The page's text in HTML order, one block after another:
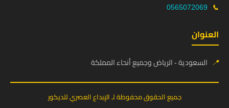
📞
0565072069
العنوان
📍 السعودية - الرياض وجميع أنحاء المملكة
جميع الحقوق محفوظة لـ الإبداع العصري للديكور